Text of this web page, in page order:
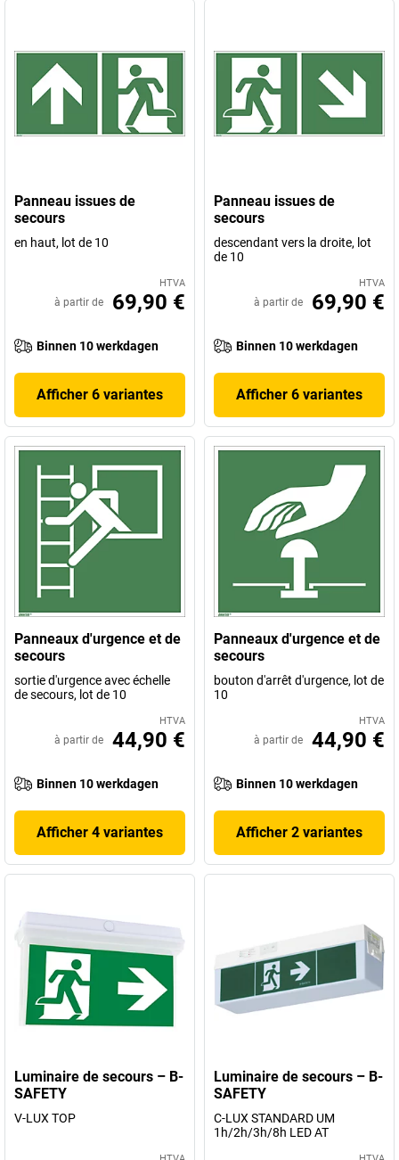
Panneau issues de
secours
en haut, lot de 10
HTVA
à partir de 69,90 €
Binnen 10 werkdagen
Afficher 6 variantes
Panneau issues de
secours
descendant vers la droite, lot
de 10
HTVA
à partir de 69,90 €
Binnen 10 werkdagen
Afficher 6 variantes
Panneaux d'urgence et de
secours
sortie d'urgence avec échelle
de secours, lot de 10
HTVA
à partir de 44,90 €
Binnen 10 werkdagen
Afficher 4 variantes
Panneaux d'urgence et de
secours
bouton d'arrêt d'urgence, lot de
10
HTVA
à partir de 44,90 €
Binnen 10 werkdagen
Afficher 2 variantes
Luminaire de secours – B-
SAFETY
V-LUX TOP
Luminaire de secours – B-
SAFETY
C-LUX STANDARD UM
1h/2h/3h/8h LED AT